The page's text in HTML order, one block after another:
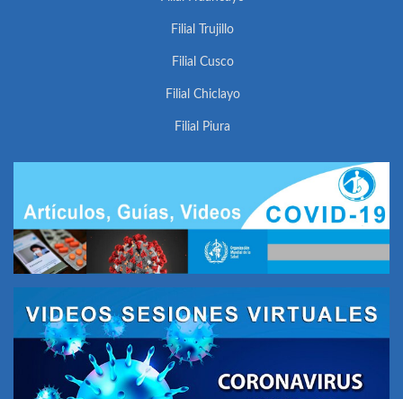
Filial Trujillo
Filial Cusco
Filial Chiclayo
Filial Piura